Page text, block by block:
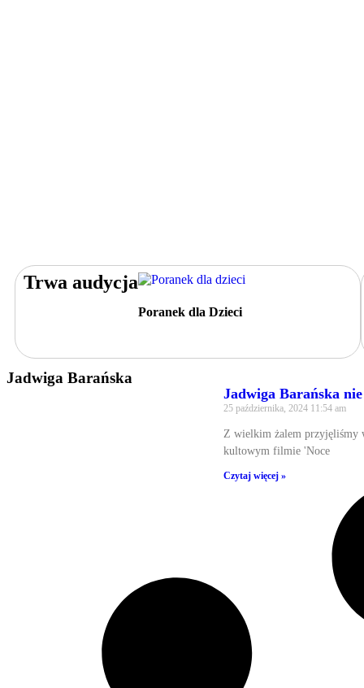
Trwa audycja
Poranek dla Dzieci
Jadwiga Barańska
Jadwiga Barańska
25 października, 2024 11:54 am
Z wielkim żalem przyjęliśmy
kultowym filmie 'Noce
Czytaj więcej »